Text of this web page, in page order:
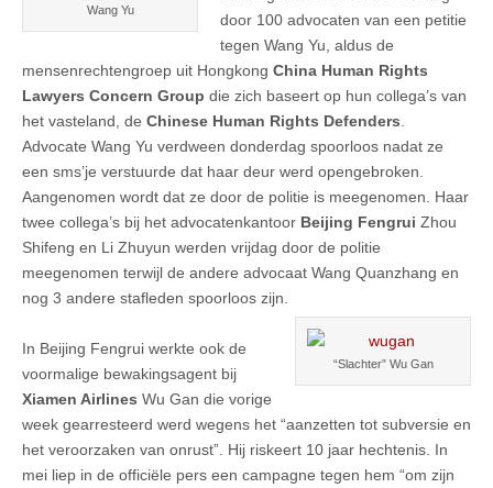
Wang Yu
door 100 advocaten van een petitie
tegen Wang Yu, aldus de
mensenrechtengroep uit Hongkong China Human Rights
Lawyers Concern Group die zich baseert op hun collega’s van
het vasteland, de Chinese Human Rights Defenders.
Advocate Wang Yu verdween donderdag spoorloos nadat ze
een sms’je verstuurde dat haar deur werd opengebroken.
Aangenomen wordt dat ze door de politie is meegenomen. Haar
twee collega’s bij het advocatenkantoor Beijing Fengrui Zhou
Shifeng en Li Zhuyun werden vrijdag door de politie
meegenomen terwijl de andere advocaat Wang Quanzhang en
nog 3 andere stafleden spoorloos zijn.
“Slachter” Wu Gan
In Beijing Fengrui werkte ook de
voormalige bewakingsagent bij
Xiamen Airlines Wu Gan die vorige
week gearresteerd werd wegens het “aanzetten tot subversie en
het veroorzaken van onrust”. Hij riskeert 10 jaar hechtenis. In
mei liep in de officiële pers een campagne tegen hem “om zijn